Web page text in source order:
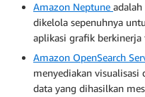
Amazon Neptune adalah
dikelola sepenuhnya
aplikasi grafik
Amazon OpenSearch
menyediakan
data yang dihasilkan